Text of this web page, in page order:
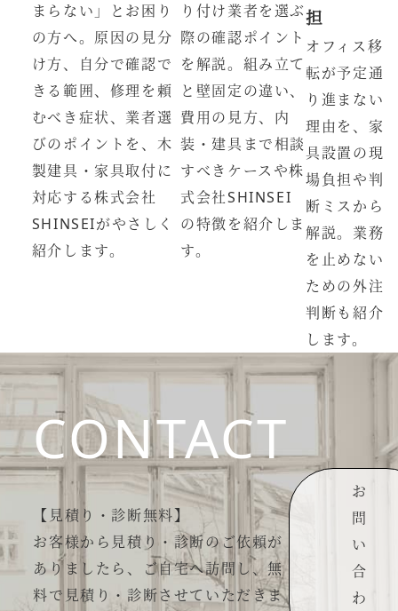
まらない」とお困り
の方へ。原因の見分
け方、自分で確認で
きる範囲、修理を頼
むべき症状、業者選
びのポイントを、木
製建具・家具取付に
対応する株式会社
SHINSEIがやさしく
紹介します。
り付け業者を選ぶ
際の確認ポイント
を解説。組み立て
と壁固定の違い、
費用の見方、内
装・建具まで相談
すべきケースや株
式会社SHINSEI
の特徴を紹介しま
す。
担
オフィス移
転が予定通
り進まない
理由を、家
具設置の現
場負担や判
断ミスから
解説。業務
を止めない
ための外注
判断も紹介
します。
CONTACT
【見積り・診断無料】
お客様から見積り・診断のご依頼が
ありましたら、ご自宅へ訪問し、無
料で見積り・診断させていただきま
お
問
い
合
わ